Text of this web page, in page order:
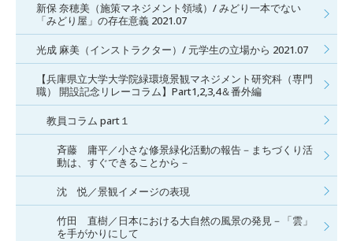
新保 奈穂美（施策マネジメント領域）/ みどり一本でない
「みどり屋」の存在意義 2021.07
光成 麻美（インストラクター）/ 元学生の立場から 2021.07
【兵庫県立大学大学院緑環境景観マネジメント研究科（専門
職） 開設記念リレーコラム】Part1,2,3,4＆番外編
教員コラム part１
斉藤 庸平／小さな修景緑化活動の報告－まちづくり活
動は、すぐできることから－
沈 悦／景観イメージの表現
竹田 直樹／日本における大自然の風景の発見－「雲」
を手がかりにして